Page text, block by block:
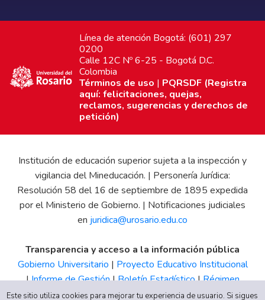
Línea de atención Bogotá: (601) 297
0200
Calle 12C Nº 6-25 - Bogotá D.C.
Colombia
Términos de uso | PQRSDF (Registra
aquí: felicitaciones, quejas,
reclamos, sugerencias y derechos de
petición)
Institución de educación superior sujeta a la inspección y
vigilancia del Mineducación. | Personería Jurídica:
Resolución 58 del 16 de septiembre de 1895 expedida
por el Ministerio de Gobierno. | Notificaciones judiciales
en juridica@urosario.edu.co
Transparencia y acceso a la información pública
Gobierno Universitario | Proyecto Educativo Institucional
|Informe de Gestión|Boletín Estadístico|Régimen
Tributario|Estados Financieros |Código de Ética| Canal
Este sitio utiliza cookies para mejorar tu experiencia de usuario. Si sigues